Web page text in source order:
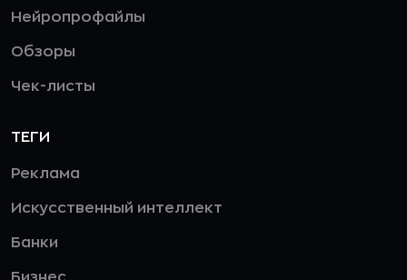
Нейропрофайлы
Обзоры
Чек-листы
ТЕГИ
Реклама
Искусственный интеллект
Банки